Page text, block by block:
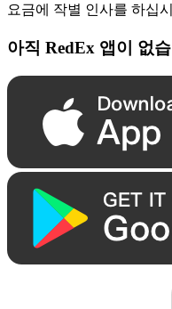
요금에 작별 인사를 하십
아직 RedEx 앱이 없